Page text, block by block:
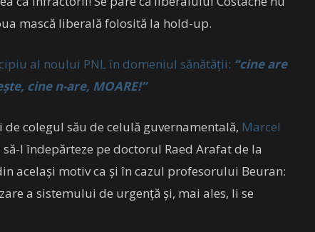
mască liberală folosită la hold-up.
al noului PNL în domeniul sănătății: “cine are
cine n-are, MOARE!”
de colegul său de celulă guvernamentală, Marcel
l îndepărteze pe doctorul Raed Arafat de la
același motiv ca și în cazul profesorului Beuran:
a sistemului de urgență și, mai ales, li se